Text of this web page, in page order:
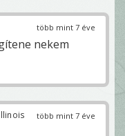
több mint 7 éve
nekem
több mint 7 éve